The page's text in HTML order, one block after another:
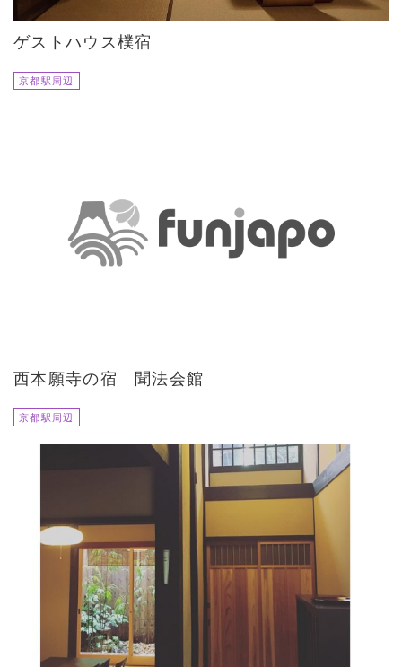
ゲストハウス樸宿
京都駅周辺
西本願寺の宿 聞法会館
京都駅周辺